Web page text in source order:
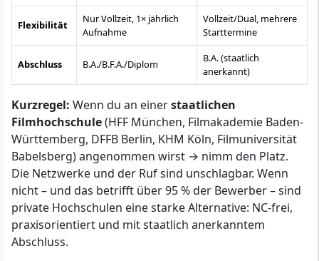
Flexibilität
Nur Vollzeit, 1× jährlich
Aufnahme
Vollzeit/Dual, mehrere
Starttermine
Abschluss B.A./B.F.A./Diplom
B.A. (staatlich
anerkannt)
Kurzregel: Wenn du an einerstaatlichen
Filmhochschule(HFF München, Filmakademie Baden-
Württemberg, DFFB Berlin, KHM Köln, Filmuniversität
Babelsberg) angenommen wirst → nimm den Platz.
Die Netzwerke und der Ruf sind unschlagbar. Wenn
nicht – und das betrifft über 95 % der Bewerber – sind
private Hochschulen eine starke Alternative: NC-frei,
praxisorientiert und mit staatlich anerkanntem
Abschluss.